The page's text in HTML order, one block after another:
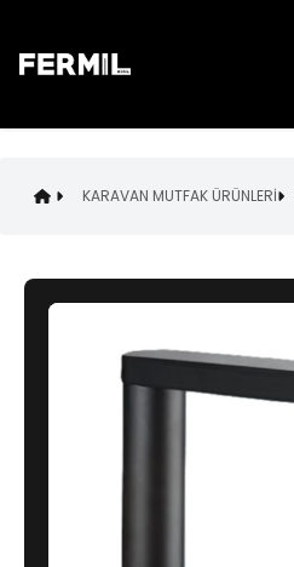
KARAVAN MUTFAK ÜRÜNLERİ